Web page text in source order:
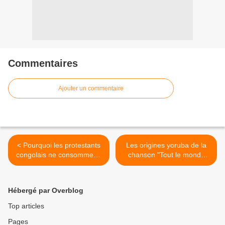
Commentaires
Ajouter un commentaire
< Pourquoi les protestants
congolais ne consomment-
ils pas d’alcool?
Les origines yoruba de la
chanson "Tout le monde
samedi soir" >
Hébergé par Overblog
Top articles
Pages